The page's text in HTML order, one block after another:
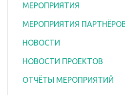
МЕРОПРИЯТИЯ
МЕРОПРИЯТИЯ
НОВОСТИ
НОВОСТИ ПРОЕКТОВ
ОТЧЁТЫ МЕРОПРИЯТИЙ